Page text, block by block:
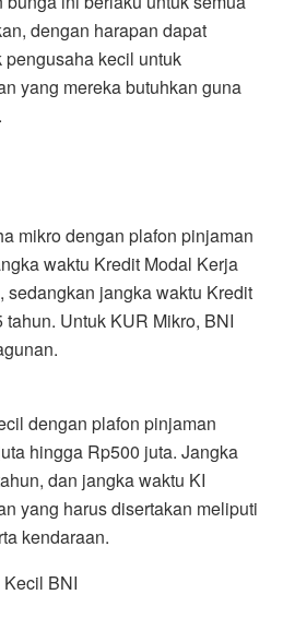
dengan harapan dapat
kecil untuk
yang mereka butuhkan guna
mikro dengan plafon pinjaman
waktu Kredit Modal Kerja
sedangkan jangka waktu Kredit
Untuk KUR Mikro, BNI
dengan plafon pinjaman
hingga Rp500 juta. Jangka
dan jangka waktu KI
yang harus disertakan meliputi
kendaraan.
BNI